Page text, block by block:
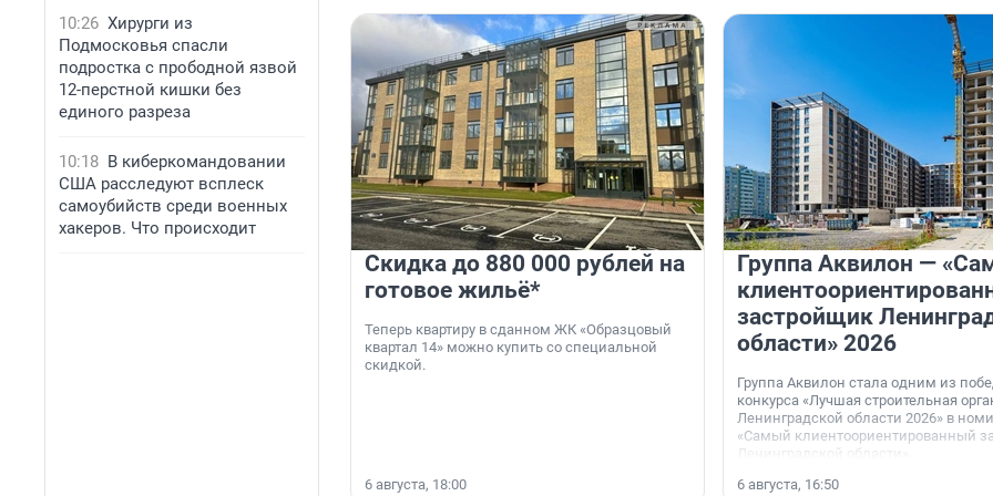
10:26 Хирурги из
Подмосковья спасли
подростка с прободной язвой
12-перстной кишки без
единого разреза
10:18 В киберкомандовании
США расследуют всплеск
самоубийств среди военных
хакеров. Что происходит
Скидка до 880 000 рублей на
готовое жильё*
Теперь квартиру в сданном ЖК «Образцовый
квартал 14» можно купить со специальной
скидкой.
6 августа, 18:00
Группа Аквилон —
застройщик
области» 2026
Группа Аквилон стала одним из
конкурса «Лучшая строительная
Ленинградской области 2026» в
«Самый клиентоориентированный
Ленинградской области».
6 августа, 16:50